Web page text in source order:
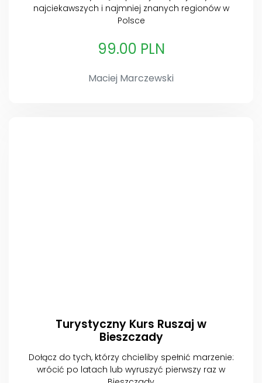
najciekawszych i najmniej znanych regionów w
Polsce
99.00 PLN
Maciej Marczewski
Turystyczny Kurs Ruszaj w
Bieszczady
Dołącz do tych, którzy chcieliby spełnić marzenie:
wrócić po latach lub wyruszyć pierwszy raz w